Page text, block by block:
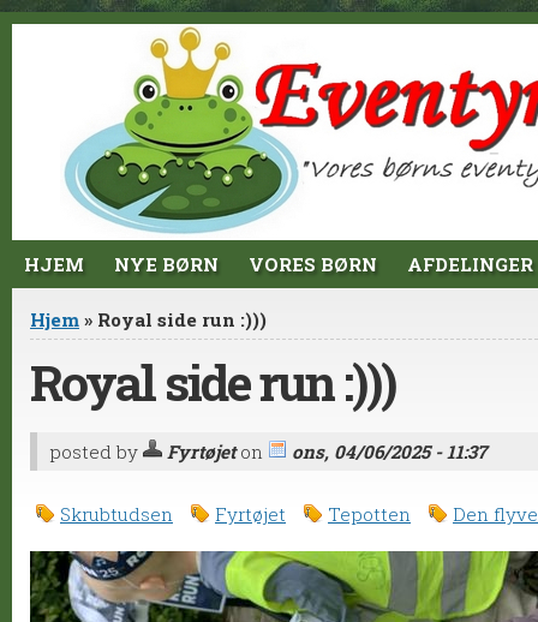
Jump to Content
HJEM NYE BØRN VORES BØRN AFDELINGER
Du er her
Hjem » Royal side run :)))
Royal side run :)))
posted by Fyrtøjeton ons, 04/06/2025 - 11:37
Skrubtudsen Fyrtøjet Tepotten Den